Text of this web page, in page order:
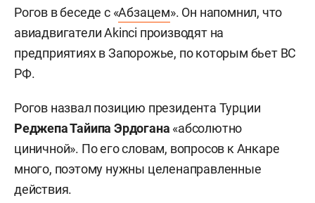
Рогов в беседе с «Абзацем». Он напомнил, что
авиадвигатели Akinci производят на
предприятиях в Запорожье, по которым бьет ВС
РФ.
Рогов назвал позицию президента Турции
Реджепа Тайипа Эрдогана «абсолютно
циничной». По его словам, вопросов к Анкаре
много, поэтому нужны целенаправленные
действия.